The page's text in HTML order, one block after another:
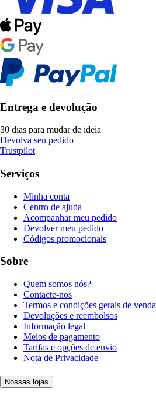
Entrega e devolução
30 dias para mudar de ideia
Devolva seu pedido
Trustpilot
Serviços
Minha conta
Centro de ajuda
Acompanhar meu pedido
Devolver meu pedido
Códigos promocionais
Sobre
Quem somos nós?
Contacte-nos
Termos e condições gerais de venda
Devoluções e reembolsos
Informação legal
Meios de pagamento
Tarifas e opções de envio
Nota de Privacidade
Nossas lojas